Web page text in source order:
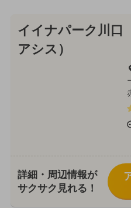
イイナパーク川口
アシス）
詳細・周辺情報が
サクサク見れる！